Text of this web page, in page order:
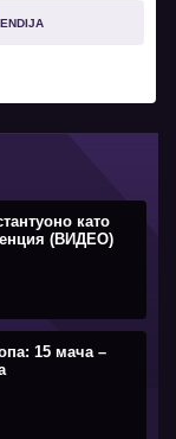
като
(ВИДЕО)
15 мача –